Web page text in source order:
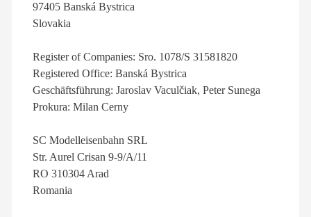
97405 Banská Bystrica
Slovakia
Register of Companies: Sro. 1078/S 31581820
Registered Office: Banská Bystrica
Geschäftsführung: Jaroslav Vaculčiak, Peter Sunega
Prokura: Milan Cerny
SC Modelleisenbahn SRL
Str. Aurel Crisan 9-9/A/11
RO 310304 Arad
Romania